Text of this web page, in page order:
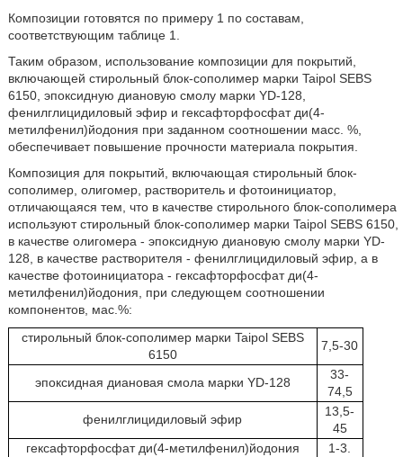
Композиции готовятся по примеру 1 по составам,
соответствующим таблице 1.
Таким образом, использование композиции для покрытий,
включающей стирольный блок-сополимер марки Taipol SEBS
6150, эпоксидную диановую смолу марки YD-128,
фенилглицидиловый эфир и гексафторфосфат ди(4-
метилфенил)йодония при заданном соотношении масс. %,
обеспечивает повышение прочности материала покрытия.
Композиция для покрытий, включающая стирольный блок-
сополимер, олигомер, растворитель и фотоинициатор,
отличающаяся тем, что в качестве стирольного блок-сополимера
используют стирольный блок-сополимер марки Taipol SEBS 6150,
в качестве олигомера - эпоксидную диановую смолу марки YD-
128, в качестве растворителя - фенилглицидиловый эфир, а в
качестве фотоинициатора - гексафторфосфат ди(4-
метилфенил)йодония, при следующем соотношении
компонентов, мас.%:
стирольный блок-сополимер марки Taipol SEBS
6150
7,5-30
эпоксидная диановая смола марки YD-128
33-
74,5
фенилглицидиловый эфир
13,5-
45
гексафторфосфат ди(4-метилфенил)йодония
1-3.